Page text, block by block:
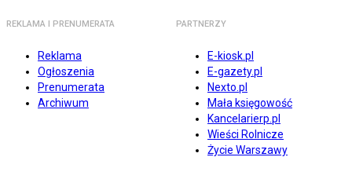
REKLAMA I PRENUMERATA
Reklama
Ogłoszenia
Prenumerata
Archiwum
PARTNERZY
E-kiosk.pl
E-gazety.pl
Nexto.pl
Mała księgowość
Kancelarierp.pl
Wieści Rolnicze
Życie Warszawy